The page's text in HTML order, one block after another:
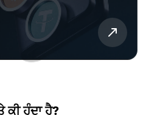
ਕੀ ਹੁੰਦਾ ਹੈ?